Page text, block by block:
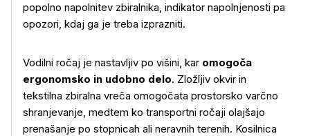
popolno napolnitev zbiralnika, indikator napolnjenosti pa
opozori, kdaj ga je treba izprazniti.
Vodilni ročaj je nastavljiv po višini, kar omogoča
ergonomsko in udobno delo. Zložljiv okvir in
tekstilna zbiralna vreča omogočata prostorsko varčno
shranjevanje, medtem ko transportni ročaji olajšajo
prenašanje po stopnicah ali neravnih terenih. Kosilnica